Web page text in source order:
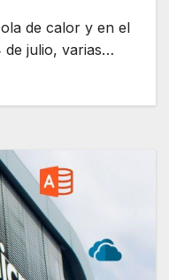
de calor y en el
de julio, varias…